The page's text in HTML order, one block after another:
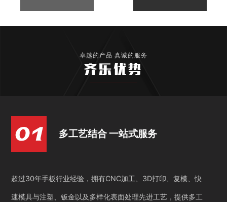
卓越的产品 真诚的服务
齐乐优势
多工艺结合 一站式服务
超过30年手板行业经验，拥有CNC加工、3D打印、复模、快
速模具与注塑、钣金以及多样化表面处理先进工艺，提供多工